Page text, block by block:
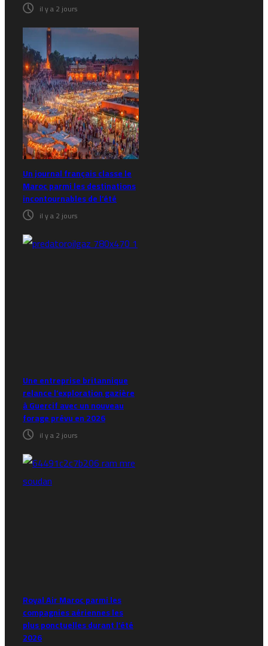
il y a 2 jours
Un journal français classe le
Maroc parmi les destinations
incontournables de l’été
il y a 2 jours
Une entreprise britannique
relance l’exploration gazière
à Guercif avec un nouveau
forage prévu en 2026
il y a 2 jours
Royal Air Maroc parmi les
compagnies aériennes les
plus ponctuelles durant l’été
2026